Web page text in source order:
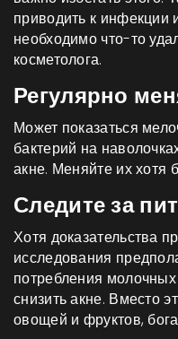
приводить к инфекции
необходимо что-то
косметолога.
Регулярно
Может показаться
бактерий на
акне. Меняйте их хотя
Следите за
Хотя доказательства
исследования
потребления
снизить акне. Вместо
овощей и фруктов,